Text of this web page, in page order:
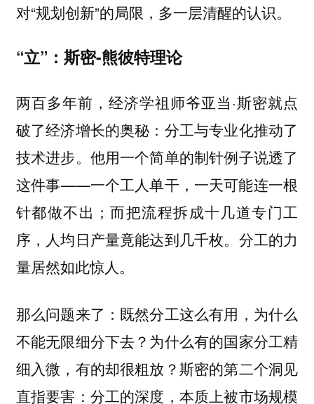
对“规划创新”的局限，多一层清醒的认识。
“立”：斯密-熊彼特理论
两百多年前，经济学祖师爷亚当·斯密就点
破了经济增长的奥秘：分工与专业化推动了
技术进步。他用一个简单的制针例子说透了
这件事——一个工人单干，一天可能连一根
针都做不出；而把流程拆成十几道专门工
序，人均日产量竟能达到几千枚。分工的力
量居然如此惊人。
那么问题来了：既然分工这么有用，为什么
不能无限细分下去？为什么有的国家分工精
细入微，有的却很粗放？斯密的第二个洞见
直指要害：分工的深度，本质上被市场规模